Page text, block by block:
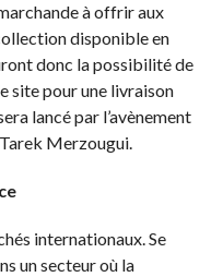
à offrir aux
disponible en
donc la possibilité de
site pour une livraison
lancé par l’avènement
Merzougui.
internationaux. Se
un secteur où la